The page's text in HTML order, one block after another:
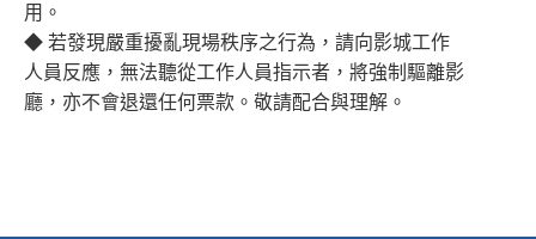
用。
◆ 若發現嚴重擾亂現場秩序之行為，請向影城工作
人員反應，無法聽從工作人員指示者，將強制驅離影
廳，亦不會退還任何票款。敬請配合與理解。